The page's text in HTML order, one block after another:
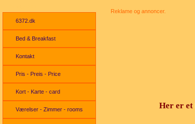
6372.dk
Bed & Breakfast
Kontakt
Pris - Preis - Price
Kort - Karte - card
Værelser - Zimmer - rooms
Reklame og annoncer.
Her er et